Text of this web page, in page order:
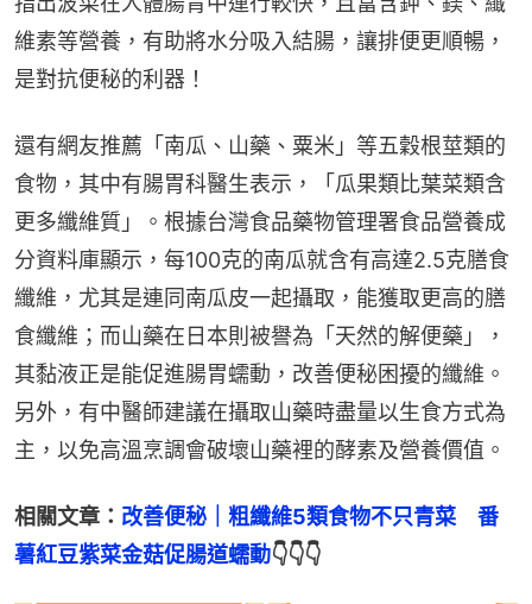
維素等營養，有助將水分吸入結腸，讓排便更順暢，
是對抗便秘的利器！
還有網友推薦「南瓜、山藥、粟米」等五穀根莖類的
食物，其中有腸胃科醫生表示，「瓜果類比葉菜類含
更多纖維質」。根據台灣食品藥物管理署食品營養成
分資料庫顯示，每100克的南瓜就含有高達2.5克膳食
纖維，尤其是連同南瓜皮一起攝取，能獲取更高的膳
食纖維；而山藥在日本則被譽為「天然的解便藥」，
其黏液正是能促進腸胃蠕動，改善便秘困擾的纖維。
另外，有中醫師建議在攝取山藥時盡量以生食方式為
主，以免高溫烹調會破壞山藥裡的酵素及營養價值。
相關文章： 改善便秘｜粗纖維5類食物不只青菜　番
薯紅豆紫菜金菇促腸道蠕動👇👇👇